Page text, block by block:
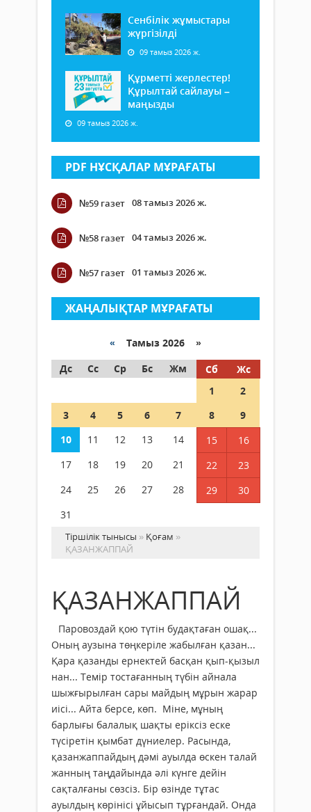
Сенбілік жұмыстары
жүргізілді
09 тамыз 2026 ж.
Құрметті жерлестер!
Құрылтай сайлауы –
маңызды
09 тамыз 2026 ж.
PDF НҰСҚАЛАР МҰРАҒАТЫ
№59 газет 08 тамыз 2026 ж.
№58 газет 04 тамыз 2026 ж.
№57 газет 01 тамыз 2026 ж.
ЖАҢАЛЫҚТАР МҰРАҒАТЫ
« Тамыз 2026 »
Дс
Сс Ср Бс Жм Сб
Жс
1
2
3
4 5 6 7 8
9
10
11 12 13 14 15
16
17
18 19 20 21 22
23
24
25 26 27 28 29
30
31
Тіршілік тынысы » Қоғам »
ҚАЗАНЖАППАЙ
ҚАЗАНЖАППАЙ
Паровоздай қою түтін будақтаған ошақ...
Оның аузына төңкеріле жабылған қазан...
Қара қазанды ернектей басқан қып-қызыл
нан... Темір тостағанның түбін айнала
шыжғырылған сары майдың мұрын жарар
иісі... Айта берсе, көп. Міне, мұның
барлығы балалық шақты еріксіз еске
түсіретін қымбат дүниелер. Расында,
қазанжаппайдың дәмі ауылда өскен талай
жанның таңдайында әлі күнге дейін
сақталғаны сөзсіз. Бір өзінде тұтас
ауылдың көрінісі ұйысып тұрғандай. Онда